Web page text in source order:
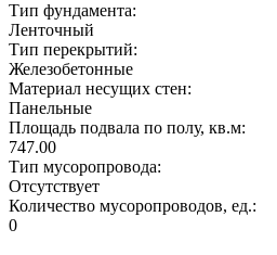
Тип фундамента:
Ленточный
Тип перекрытий:
Железобетонные
Материал несущих стен:
Панельные
Площадь подвала по полу, кв.м:
747.00
Тип мусоропровода:
Отсутствует
Количество мусоропроводов, ед.:
0